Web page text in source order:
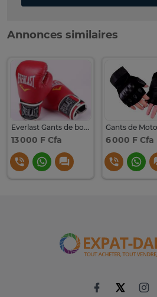
Annonces similaires
Everlast Gants de boxe Professionnel
13 000 F Cfa 6 000 F Cfa